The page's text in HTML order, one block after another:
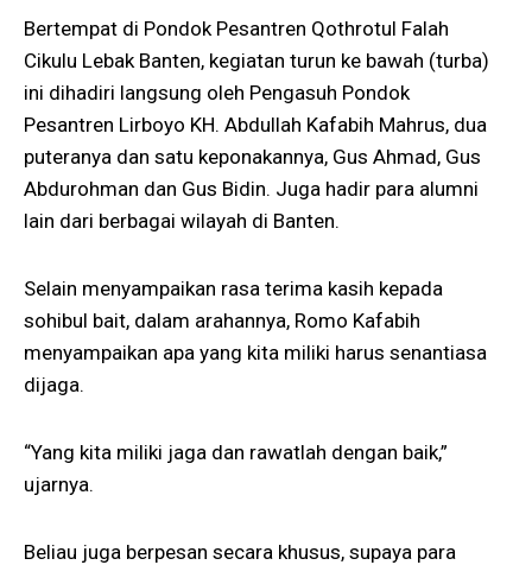
Bertempat di Pondok Pesantren Qothrotul Falah
Cikulu Lebak Banten, kegiatan turun ke bawah (turba)
ini dihadiri langsung oleh Pengasuh Pondok
Pesantren Lirboyo KH. Abdullah Kafabih Mahrus, dua
puteranya dan satu keponakannya, Gus Ahmad, Gus
Abdurohman dan Gus Bidin. Juga hadir para alumni
lain dari berbagai wilayah di Banten.
Selain menyampaikan rasa terima kasih kepada
sohibul bait, dalam arahannya, Romo Kafabih
menyampaikan apa yang kita miliki harus senantiasa
dijaga.
“Yang kita miliki jaga dan rawatlah dengan baik,”
ujarnya.
Beliau juga berpesan secara khusus, supaya para